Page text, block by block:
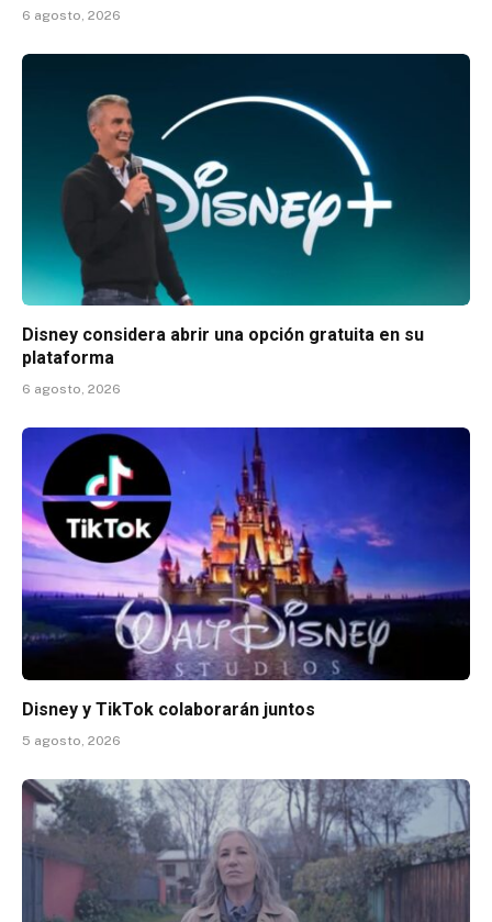
6 agosto, 2026
Disney considera abrir una opción gratuita en su
plataforma
6 agosto, 2026
Disney y TikTok colaborarán juntos
5 agosto, 2026